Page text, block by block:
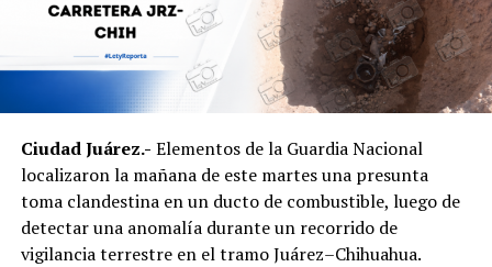
Ciudad Juárez.- Elementos de la Guardia Nacional
localizaron la mañana de este martes una presunta
toma clandestina en un ducto de combustible, luego de
detectar una anomalía durante un recorrido de
vigilancia terrestre en el tramo Juárez–Chihuahua.